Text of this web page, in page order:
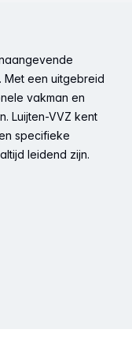
Met een uitgebreid
vakman en
Luijten-VVZ kent
specifieke
leidend zijn.